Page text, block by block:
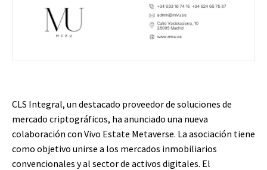
CLS Integral, un destacado proveedor de soluciones de
mercado criptográficos, ha anunciado una nueva
colaboración con Vivo Estate Metaverse. La asociación tiene
como objetivo unirse a los mercados inmobiliarios
convencionales y al sector de activos digitales. El